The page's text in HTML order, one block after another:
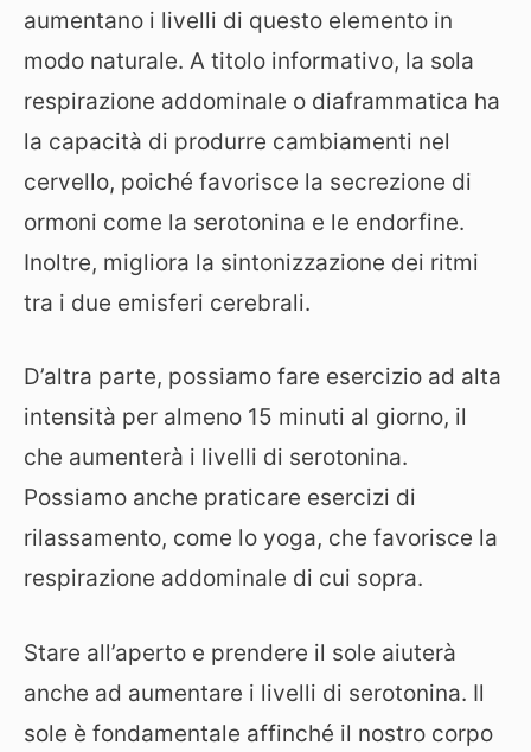
aumentano i livelli di questo elemento in
modo naturale. A titolo informativo, la sola
respirazione addominale o diaframmatica ha
la capacità di produrre cambiamenti nel
cervello, poiché favorisce la secrezione di
ormoni come la serotonina e le endorfine.
Inoltre, migliora la sintonizzazione dei ritmi
tra i due emisferi cerebrali.
D’altra parte, possiamo fare esercizio ad alta
intensità per almeno 15 minuti al giorno, il
che aumenterà i livelli di serotonina.
Possiamo anche praticare esercizi di
rilassamento, come lo yoga, che favorisce la
respirazione addominale di cui sopra.
Stare all’aperto e prendere il sole aiuterà
anche ad aumentare i livelli di serotonina. Il
sole è fondamentale affinché il nostro corpo